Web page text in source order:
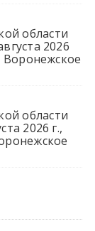
области
2026
Воронежское
области
2026 г.,